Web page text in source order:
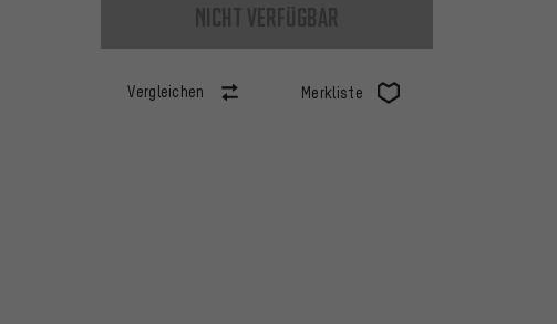
nicht verfügbar
Vergleichen Merkliste